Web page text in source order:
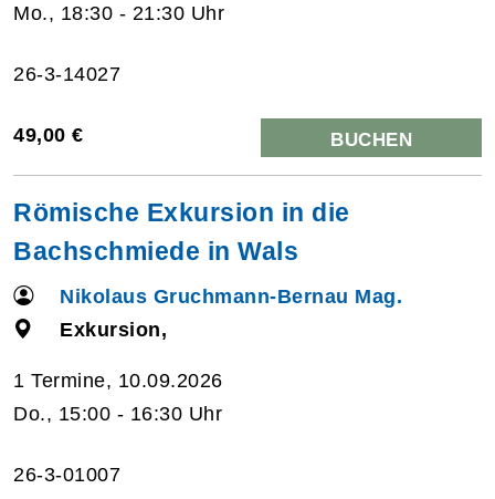
Mo., 18:30 - 21:30 Uhr
26-3-14027
49,00 € BUCHEN
Römische Exkursion in die
Bachschmiede in Wals
Nikolaus Gruchmann-Bernau Mag.
Exkursion,
1 Termine, 10.09.2026
Do., 15:00 - 16:30 Uhr
26-3-01007